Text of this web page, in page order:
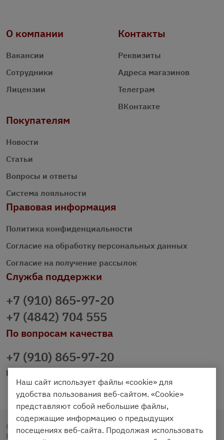
О компании
Вакансии
Сотрудники
Лицензии
Контакты
Реквизиты
Адреса магазинов
Телеграм
ВКонтакте
Покупателям
Новости
Статьи
Вопросы и ответы
Система лояльности
Правовая информация
Политика конфиденциальности
Согласие на обработку персональных данных
Согласие на получение рассылок
Служба поддержки
+7 (910) 865-97-20
+7 (4842) 704 555
По вопросам качества
+7 (910) 865-97-20
prazdnichniy40@palmi.ru
Copyright © 2020 - 2026. Праздничный Стол.
Разработка и продвижение - Vegas Studio
Наш сайт использует файлы «cookie» для
удобства пользования веб-сайтом. «Cookie»
представляют собой небольшие файлы,
содержащие информацию о предыдущих
посещениях веб-сайта. Продолжая использовать